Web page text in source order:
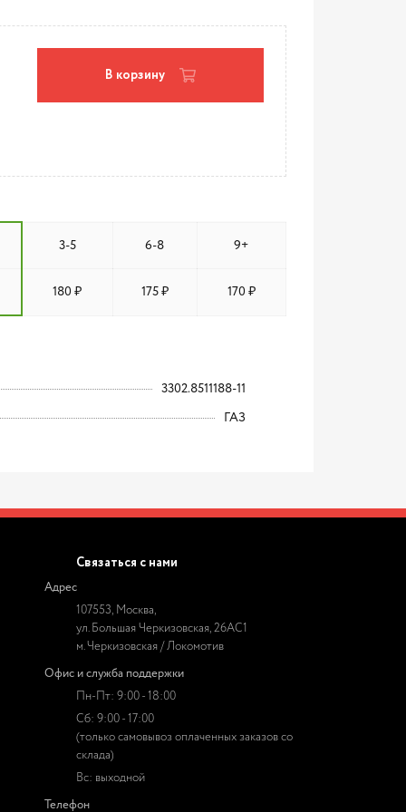
В корзину
3-5 6-8 9+
180 ₽ 175 ₽ 170 ₽
3302.8511188-11
ГАЗ
Связаться с нами
Адрес
107553, Москва,
ул. Большая Черкизовская, 26АС1
м. Черкизовская / Локомотив
Офис и служба поддержки
Пн-Пт: 9:00 - 18:00
Сб: 9:00 - 17:00
(только самовывоз оплаченных заказов со
склада)
Вс: выходной
Телефон